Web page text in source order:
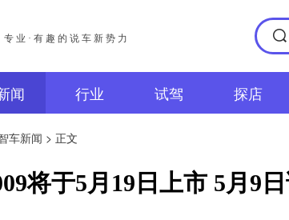
专业·有趣的说车新势力
闻 行业 试驾 探店
车新闻 > 正文
将于5月19日上市 5月9